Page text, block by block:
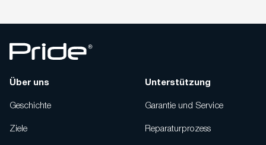
Über uns
Geschichte
Ziele
Unterstützung
Garantie und Service
Reparaturprozess